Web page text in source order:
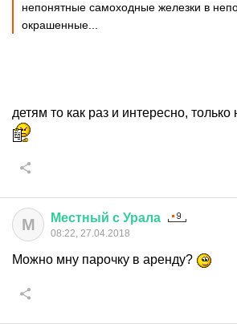
непонятные самоходные железки в
окрашенные...
детям то как раз и интересно,
М Местный с Урала
08:22, 27.04.2018
Можно мну парочку в аренду?